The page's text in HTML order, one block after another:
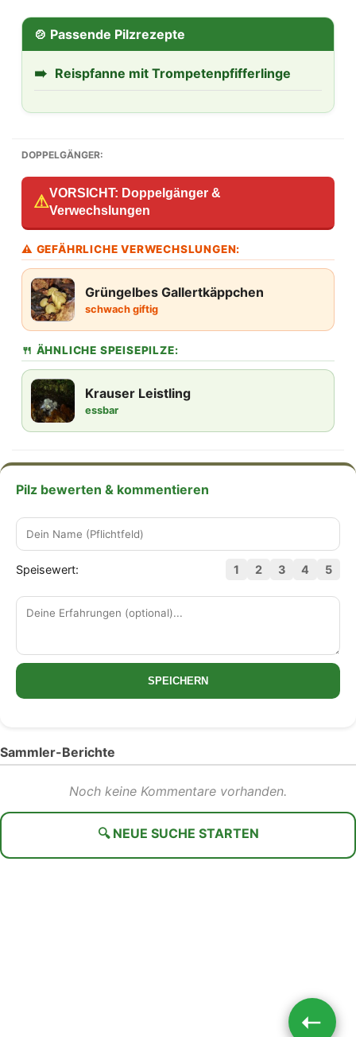
🍲 Passende Pilzrezepte
➠ Reispfanne mit Trompetenpfifferlinge
DOPPELGÄNGER:
⚠VORSICHT: Doppelgänger &
Verwechslungen
⚠ GEFÄHRLICHE VERWECHSLUNGEN:
Grüngelbes Gallertkäppchen
schwach giftig
🍴 ÄHNLICHE SPEISEPILZE:
Krauser Leistling
essbar
Pilz bewerten & kommentieren
Speisewert: 1 2 3 4 5
SPEICHERN
Sammler-Berichte
Noch keine Kommentare vorhanden.
🔍 NEUE SUCHE STARTEN
➝